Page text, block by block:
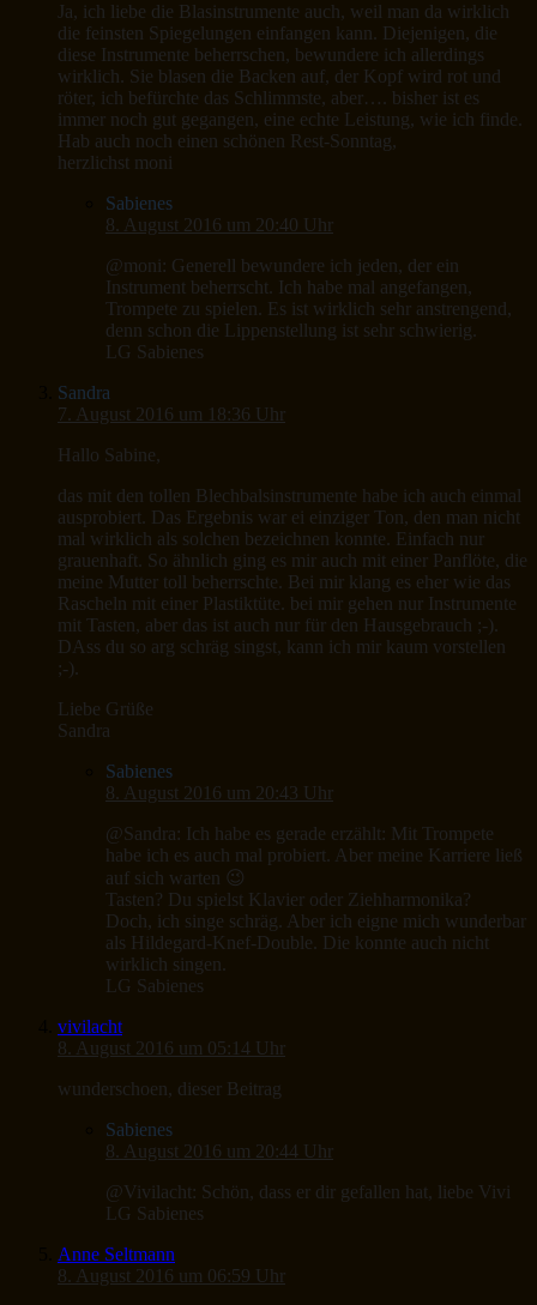
Ja, ich liebe die Blasinstrumente auch, weil man da wirklich
die feinsten Spiegelungen einfangen kann. Diejenigen, die
diese Instrumente beherrschen, bewundere ich allerdings
wirklich. Sie blasen die Backen auf, der Kopf wird rot und
röter, ich befürchte das Schlimmste, aber…. bisher ist es
immer noch gut gegangen, eine echte Leistung, wie ich finde.
Hab auch noch einen schönen Rest-Sonntag,
herzlichst moni
Sabienes
8. August 2016 um 20:40 Uhr
@moni: Generell bewundere ich jeden, der ein
Instrument beherrscht. Ich habe mal angefangen,
Trompete zu spielen. Es ist wirklich sehr anstrengend,
denn schon die Lippenstellung ist sehr schwierig.
LG Sabienes
Sandra
7. August 2016 um 18:36 Uhr
Hallo Sabine,
das mit den tollen Blechbalsinstrumente habe ich auch einmal
ausprobiert. Das Ergebnis war ei einziger Ton, den man nicht
mal wirklich als solchen bezeichnen konnte. Einfach nur
grauenhaft. So ähnlich ging es mir auch mit einer Panflöte, die
meine Mutter toll beherrschte. Bei mir klang es eher wie das
Rascheln mit einer Plastiktüte. bei mir gehen nur Instrumente
mit Tasten, aber das ist auch nur für den Hausgebrauch ;-).
DAss du so arg schräg singst, kann ich mir kaum vorstellen
;-).
Liebe Grüße
Sandra
Sabienes
8. August 2016 um 20:43 Uhr
@Sandra: Ich habe es gerade erzählt: Mit Trompete
habe ich es auch mal probiert. Aber meine Karriere ließ
auf sich warten 😉
Tasten? Du spielst Klavier oder Ziehharmonika?
Doch, ich singe schräg. Aber ich eigne mich wunderbar
als Hildegard-Knef-Double. Die konnte auch nicht
wirklich singen.
LG Sabienes
vivilacht
8. August 2016 um 05:14 Uhr
wunderschoen, dieser Beitrag
Sabienes
8. August 2016 um 20:44 Uhr
@Vivilacht: Schön, dass er dir gefallen hat, liebe Vivi
LG Sabienes
Anne Seltmann
8. August 2016 um 06:59 Uhr